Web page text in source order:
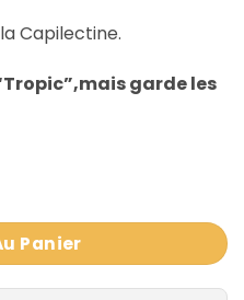
Capilectine.
garde les
Hair Tonic à la
Panier